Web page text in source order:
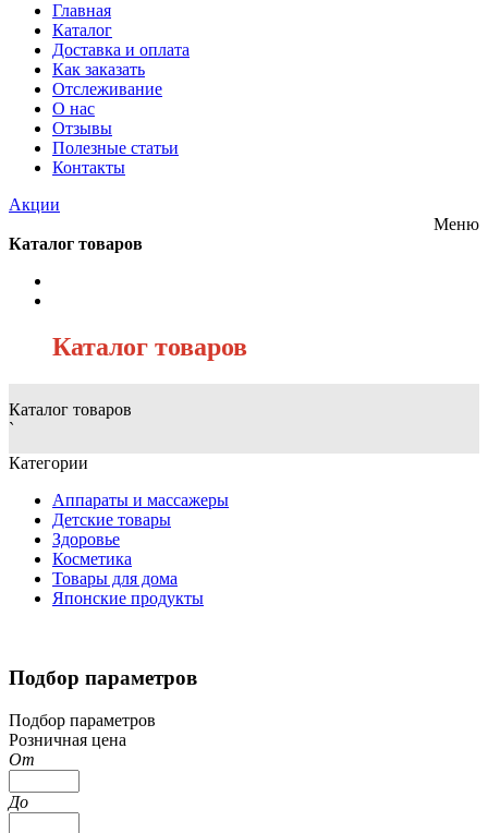
Главная
Каталог
Доставка и оплата
Как заказать
Отслеживание
О нас
Отзывы
Полезные статьи
Контакты
Акции
Меню
Каталог товаров
Каталог товаров
Каталог товаров
`
Категории
Аппараты и массажеры
Детские товары
Здоровье
Косметика
Товары для дома
Японские продукты
Подбор параметров
Подбор параметров
Розничная цена
От
До